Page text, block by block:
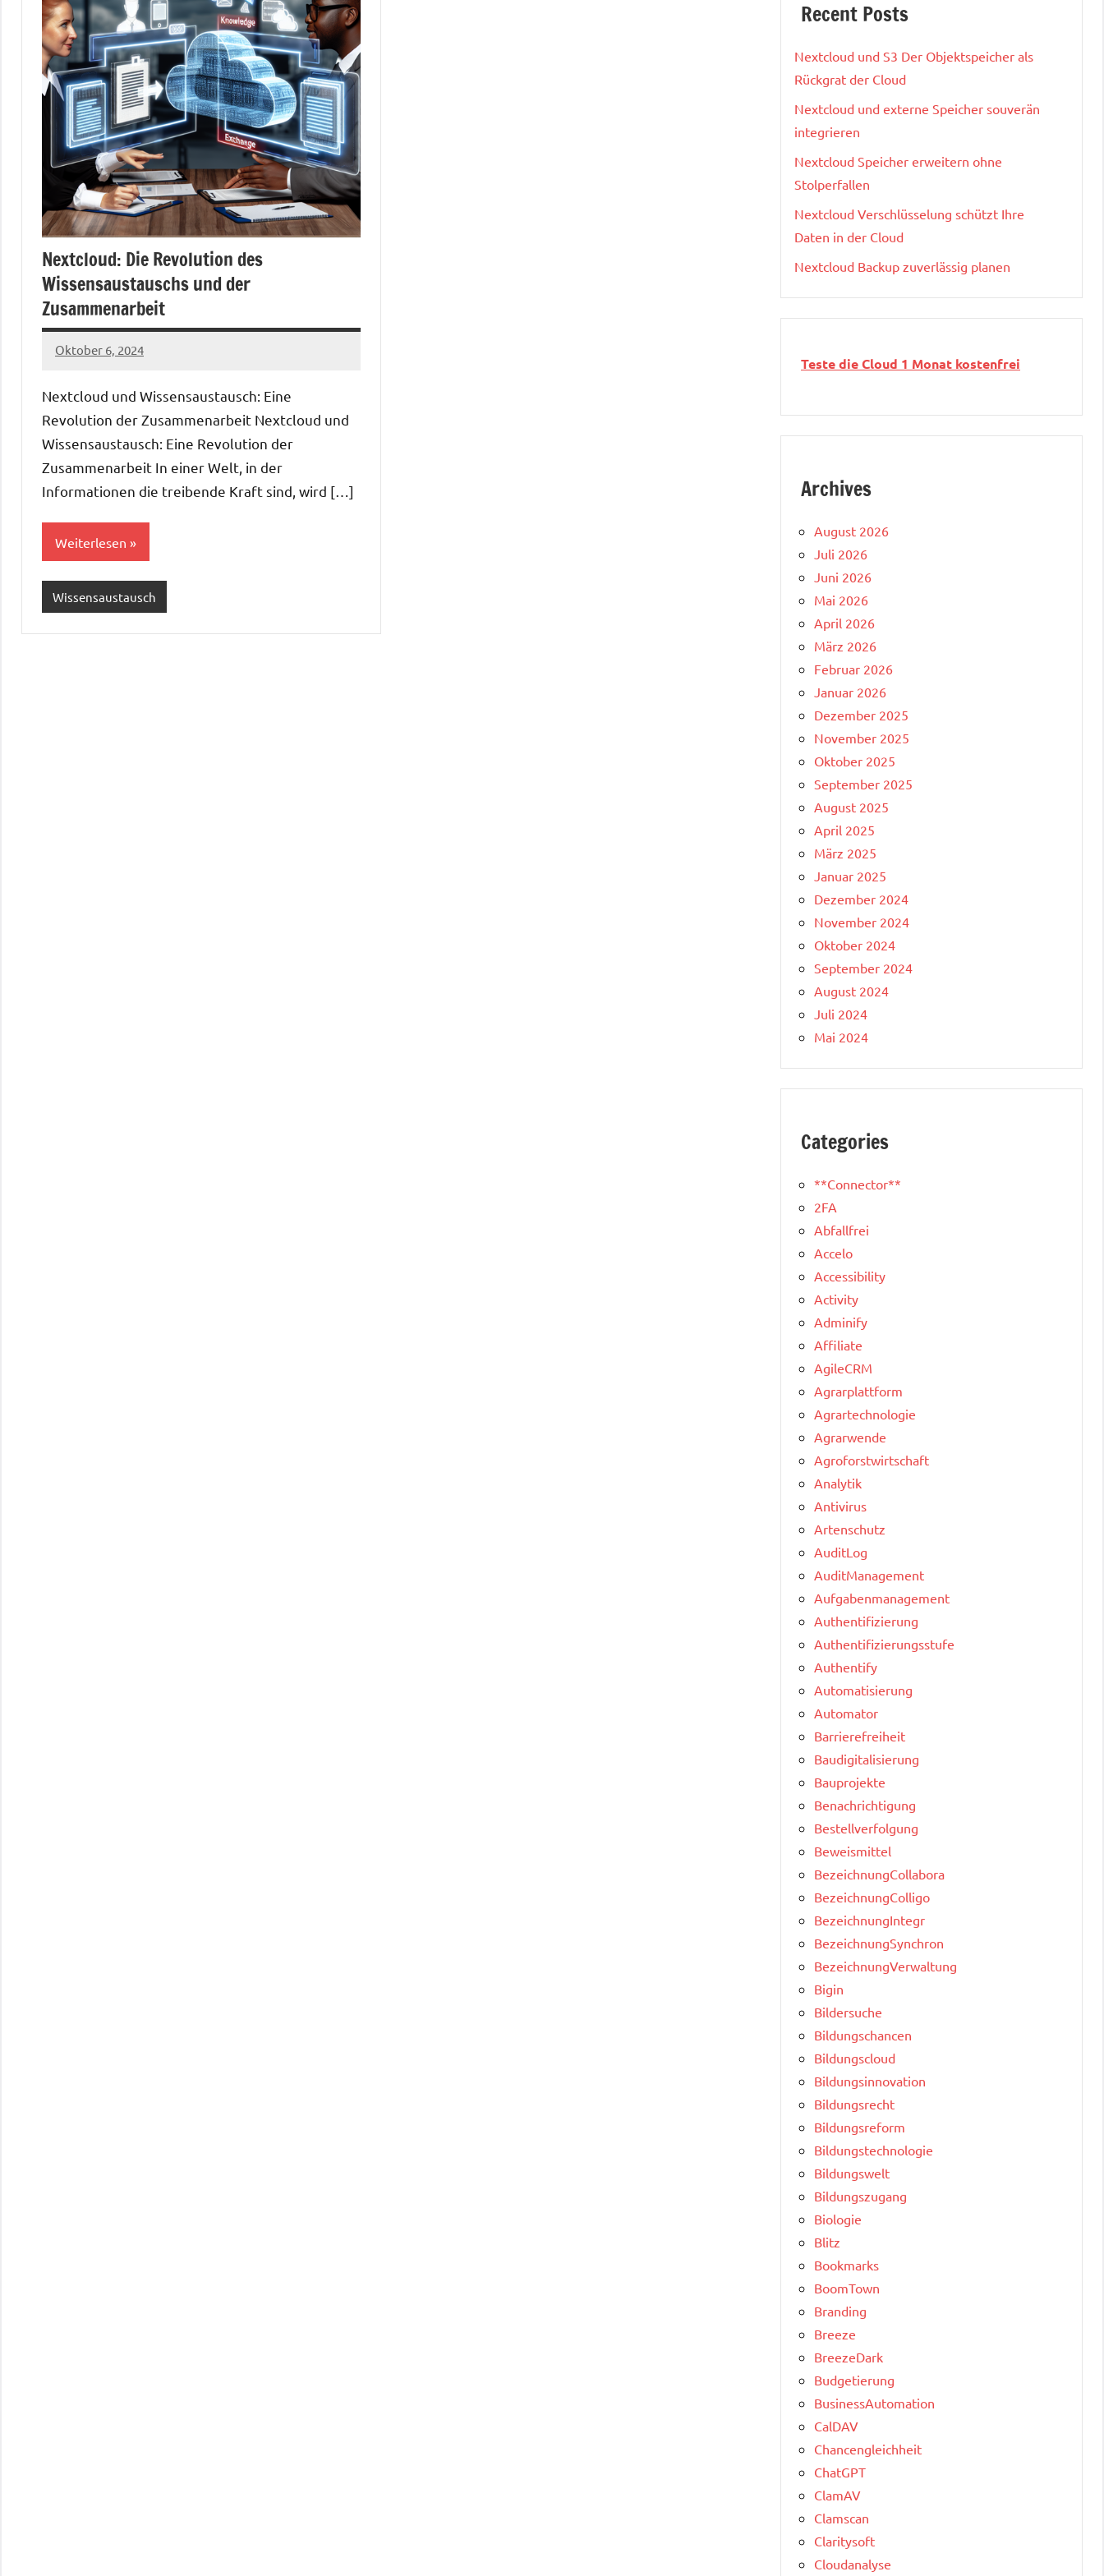
Nextcloud: Die Revolution des
Wissensaustauschs und der
Zusammenarbeit
Oktober 6, 2024
admin
Nextcloud und Wissensaustausch: Eine
Revolution der Zusammenarbeit Nextcloud und
Wissensaustausch: Eine Revolution der
Zusammenarbeit In einer Welt, in der
Informationen die treibende Kraft sind, wird […]
Weiterlesen
Wissensaustausch
Recent Posts
Nextcloud und S3 Der Objektspeicher als
Rückgrat der Cloud
Nextcloud und externe Speicher souverän
integrieren
Nextcloud Speicher erweitern ohne
Stolperfallen
Nextcloud Verschlüsselung schützt Ihre
Daten in der Cloud
Nextcloud Backup zuverlässig planen
Teste die Cloud 1 Monat kostenfrei
Archives
August 2026
Juli 2026
Juni 2026
Mai 2026
April 2026
März 2026
Februar 2026
Januar 2026
Dezember 2025
November 2025
Oktober 2025
September 2025
August 2025
April 2025
März 2025
Januar 2025
Dezember 2024
November 2024
Oktober 2024
September 2024
August 2024
Juli 2024
Mai 2024
Categories
**Connector**
2FA
Abfallfrei
Accelo
Accessibility
Activity
Adminify
Affiliate
AgileCRM
Agrarplattform
Agrartechnologie
Agrarwende
Agroforstwirtschaft
Analytik
Antivirus
Artenschutz
AuditLog
AuditManagement
Aufgabenmanagement
Authentifizierung
Authentifizierungsstufe
Authentify
Automatisierung
Automator
Barrierefreiheit
Baudigitalisierung
Bauprojekte
Benachrichtigung
Bestellverfolgung
Beweismittel
BezeichnungCollabora
BezeichnungColligo
BezeichnungIntegr
BezeichnungSynchron
BezeichnungVerwaltung
Bigin
Bildersuche
Bildungschancen
Bildungscloud
Bildungsinnovation
Bildungsrecht
Bildungsreform
Bildungstechnologie
Bildungswelt
Bildungszugang
Biologie
Blitz
Bookmarks
BoomTown
Branding
Breeze
BreezeDark
Budgetierung
BusinessAutomation
CalDAV
Chancengleichheit
ChatGPT
ClamAV
Clamscan
Claritysoft
Cloudanalyse